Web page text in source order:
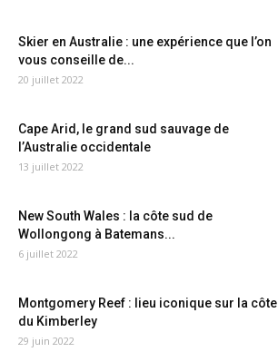
Skier en Australie : une expérience que l’on
vous conseille de...
20 juillet 2022
Cape Arid, le grand sud sauvage de
l’Australie occidentale
13 juillet 2022
New South Wales : la côte sud de
Wollongong à Batemans...
6 juillet 2022
Montgomery Reef : lieu iconique sur la côte
du Kimberley
29 juin 2022